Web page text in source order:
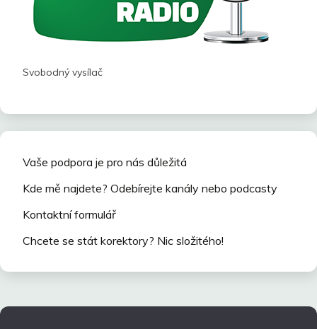
Svobodný vysílač
Vaše podpora je pro nás důležitá
Kde mě najdete? Odebírejte kanály nebo podcasty
Kontaktní formulář
Chcete se stát korektory? Nic složitého!